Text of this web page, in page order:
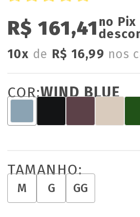
R$ 161,41 no
10x de R$ 16,99 nos
COR:WIND BLUE
TAMANHO:
M G GG